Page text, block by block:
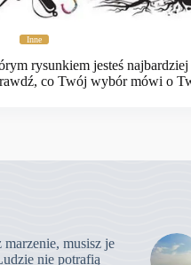
Inne
rysunkiem jesteś
co Twój wybór mówi o
marzenie, musisz je
nie potrafią